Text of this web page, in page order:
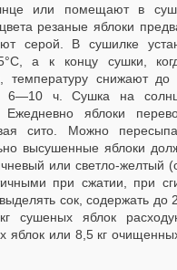
или помещают в
резаные яблоки
серой. В сушилке
а к концу сушки,
температуру снижают до
6—10 ч. Сушка на
яблоки
сито. Можно
высушенные яблоки
или светло-желтый
при сжатии, при
сок, содержать до
сушеных яблок
яблок или 8,5 кг